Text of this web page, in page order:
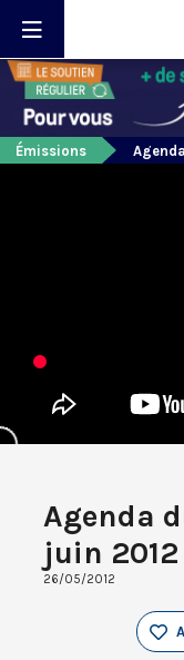
Émissions Agenda
Agenda
juin 2012
26/05/2012